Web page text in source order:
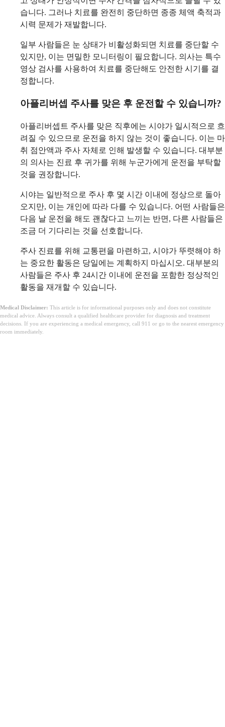
습니다. 그러나 치료를 완전히 중단하면 종종 체액 축적과
시력 문제가 재발합니다.
일부 사람들은 눈 상태가 비활성화되면 치료를 중단할 수
있지만, 이는 면밀한 모니터링이 필요합니다. 의사는 특수
영상 검사를 사용하여 치료를 중단해도 안전한 시기를 결
정합니다.
아플리버셉 주사를 맞은 후 운전할 수 있습니까?
아플리버셉트 주사를 맞은 직후에는 시야가 일시적으로 흐
려질 수 있으므로 운전을 하지 않는 것이 좋습니다. 이는 마
취 점안액과 주사 자체로 인해 발생할 수 있습니다. 대부분
의 의사는 진료 후 귀가를 위해 누군가에게 운전을 부탁할
것을 권장합니다.
시야는 일반적으로 주사 후 몇 시간 이내에 정상으로 돌아
오지만, 이는 개인에 따라 다를 수 있습니다. 어떤 사람들은
다음 날 운전을 해도 괜찮다고 느끼는 반면, 다른 사람들은
조금 더 기다리는 것을 선호합니다.
주사 진료를 위해 교통편을 마련하고, 시야가 뚜렷해야 하
는 중요한 활동은 당일에는 계획하지 마십시오. 대부분의
사람들은 주사 후 24시간 이내에 운전을 포함한 정상적인
활동을 재개할 수 있습니다.
Medical Disclaimer: This article is for informational purposes only and does not constitute
medical advice. Always consult a qualified healthcare provider for diagnosis and treatment
decisions. If you are experiencing a medical emergency, call 911 or go to the nearest emergency
room immediately.